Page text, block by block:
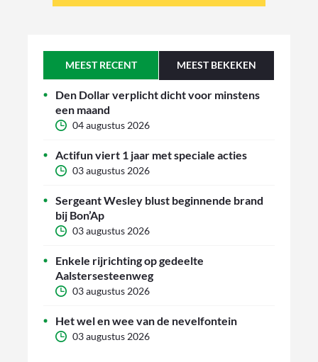
MEEST RECENT MEEST BEKEKEN
Den Dollar verplicht dicht voor minstens
een maand
04 augustus 2026
Actifun viert 1 jaar met speciale acties
03 augustus 2026
Sergeant Wesley blust beginnende brand
bij Bon’Ap
03 augustus 2026
Enkele rijrichting op gedeelte
Aalstersesteenweg
03 augustus 2026
Het wel en wee van de nevelfontein
03 augustus 2026